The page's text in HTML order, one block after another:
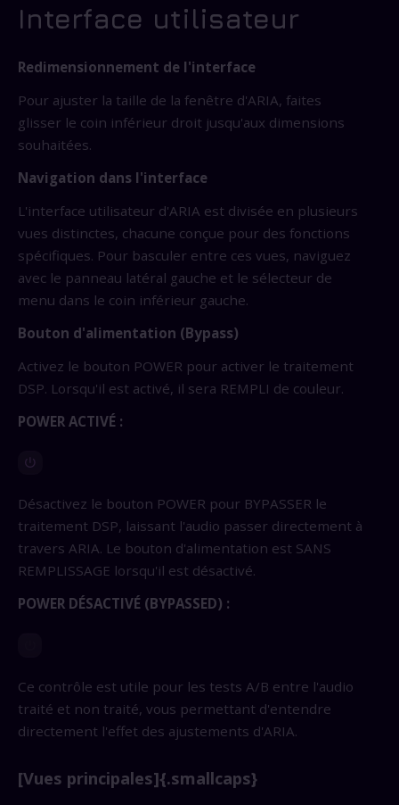
Interface utilisateur
Redimensionnement de l'interface
Pour ajuster la taille de la fenêtre d'ARIA, faites
glisser le coin inférieur droit jusqu'aux dimensions
souhaitées.
Navigation dans l'interface
L'interface utilisateur d'ARIA est divisée en plusieurs
vues distinctes, chacune conçue pour des fonctions
spécifiques. Pour basculer entre ces vues, naviguez
avec le panneau latéral gauche et le sélecteur de
menu dans le coin inférieur gauche.
Bouton d'alimentation (Bypass)
Activez le bouton POWER pour activer le traitement
DSP. Lorsqu'il est activé, il sera REMPLI de couleur.
POWER ACTIVÉ :
Désactivez le bouton POWER pour BYPASSER le
traitement DSP, laissant l'audio passer directement à
travers ARIA. Le bouton d'alimentation est SANS
REMPLISSAGE lorsqu'il est désactivé.
POWER DÉSACTIVÉ (BYPASSED) :
Ce contrôle est utile pour les tests A/B entre l'audio
traité et non traité, vous permettant d'entendre
directement l'effet des ajustements d'ARIA.
[Vues principales]{.smallcaps}